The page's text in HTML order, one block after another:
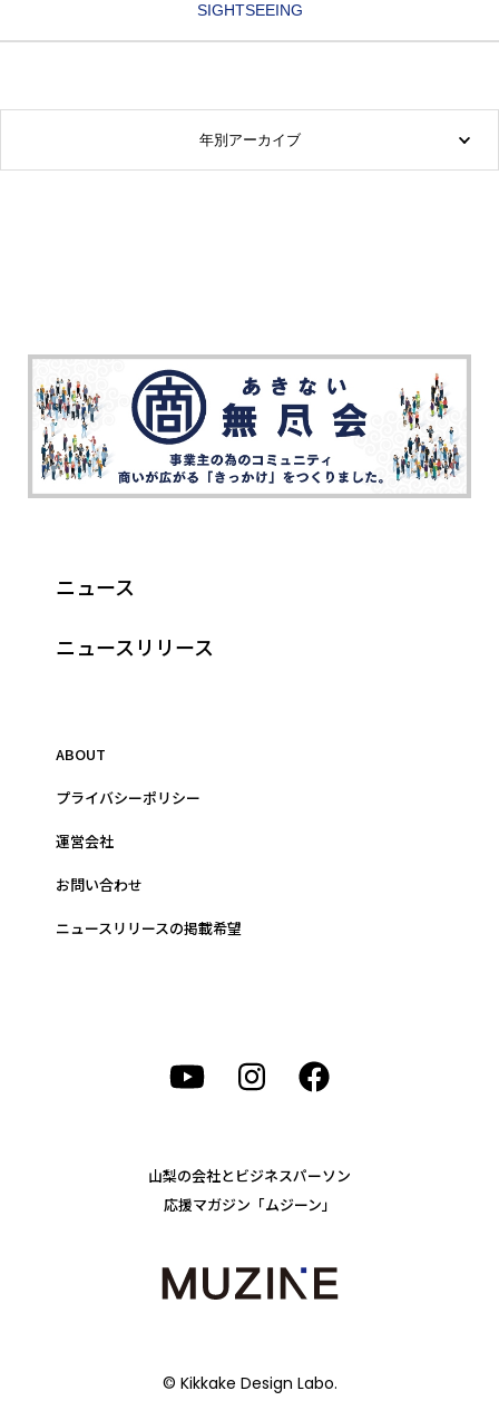
SIGHTSEEING
年別アーカイブ
ニュース
ニュースリリース
ABOUT
プライバシーポリシー
運営会社
お問い合わせ
ニュースリリースの掲載希望
山梨の会社とビジネスパーソン
応援マガジン「ムジーン」
© Kikkake Design Labo.